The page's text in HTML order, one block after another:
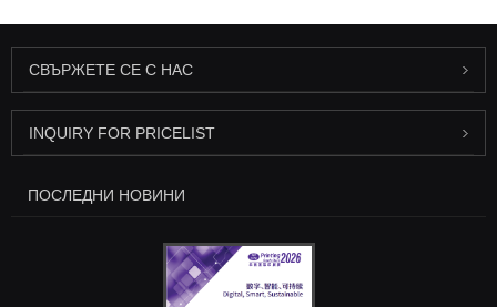
СВЪРЖЕТЕ СЕ С НАС
INQUIRY FOR PRICELIST
ПОСЛЕДНИ НОВИНИ